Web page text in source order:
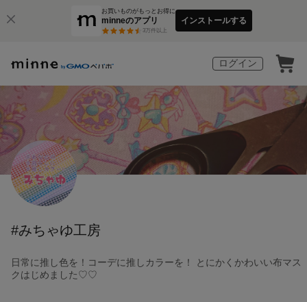
お買いものがもっとお得に
minneのアプリ
3万件以上
インストールする
ログイン
#みちゃゆ工房
日常に推し色を！コーデに推しカラーを！ とにかくかわいい布マス
クはじめました♡♡